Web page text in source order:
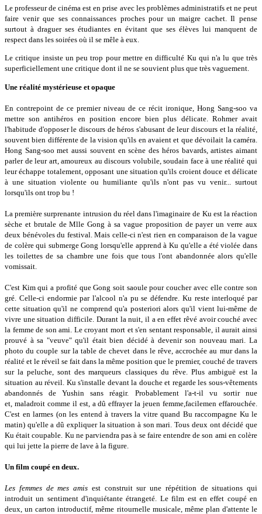
Le professeur de cinéma est en prise avec les problèmes administratifs et ne peut
faire venir que ses connaissances proches pour un maigre cachet. Il pense
surtout à draguer ses étudiantes en évitant que ses élèves lui manquent de
respect dans les soirées où il se mêle à eux.
Le critique insiste un peu trop pour mettre en difficulté Ku qui n'a lu que très
superficiellement une critique dont il ne se souvient plus que très vaguement.
Une réalité mystérieuse et opaque
En contrepoint de ce premier niveau de ce récit ironique, Hong Sang-soo va
mettre son antihéros en position encore bien plus délicate. Rohmer avait
l'habitude d'opposer le discours de héros s'abusant de leur discours et la réalité,
souvent bien différente de la vision qu'ils en avaient et que dévoilait la caméra.
Hong Sang-soo met aussi souvent en scène des héros bavards, artistes aimant
parler de leur art, amoureux au discours volubile, soudain face à une réalité qui
leur échappe totalement, opposant une situation qu'ils croient douce et délicate
à une situation violente ou humiliante qu'ils n'ont pas vu venir... surtout
lorsqu'ils ont trop bu !
La première surprenante intrusion du réel dans l'imaginaire de Ku est la réaction
sèche et brutale de Mlle Gong à sa vague proposition de payer un verre aux
deux bénévoles du festival. Mais celle-ci n'est rien en comparaison de la vague
de colère qui submerge Gong lorsqu'elle apprend à Ku qu'elle a été violée dans
les toilettes de sa chambre une fois que tous l'ont abandonnée alors qu'elle
vomissait.
C'est Kim qui a profité que Gong soit saoule pour coucher avec elle contre son
gré. Celle-ci endormie par l'alcool n'a pu se défendre. Ku reste interloqué par
cette situation qu'il ne comprend qu'a posteriori alors qu'il vient lui-même de
vivre une situation difficile. Durant la nuit, il a en effet rêvé avoir couché avec
la femme de son ami. Le croyant mort et s'en sentant responsable, il aurait ainsi
prouvé à sa "veuve" qu'il était bien décidé à devenir son nouveau mari. La
photo du couple sur la table de chevet dans le rêve, accrochée au mur dans la
réalité et le réveil se fait dans la même position que le premier, couché de travers
sur la peluche, sont des marqueurs classiques du rêve. Plus ambiguë est la
situation au réveil. Ku s'installe devant la douche et regarde les sous-vêtements
abandonnés de Yushin sans réagir. Probablement l'a-t-il vu sortir nue
et, maladroit comme il est, a dû effrayer la jeuen femme,facilemen effarouchée.
C'est en larmes (on les entend à travers la vitre quand Bu raccompagne Ku le
matin) qu'elle a dû expliquer la situation à son mari. Tous deux ont décidé que
Ku était coupable. Ku ne parviendra pas à se faire entendre de son ami en colère
qui lui jette la pierre de lave à la figure.
Un film coupé en deux.
Les femmes de mes amis est construit sur une répétition de situations qui
introduit un sentiment d'inquiétante étrangeté. Le film est en effet coupé en
deux, un carton introductif, même ritournelle musicale, même plan d'attente le